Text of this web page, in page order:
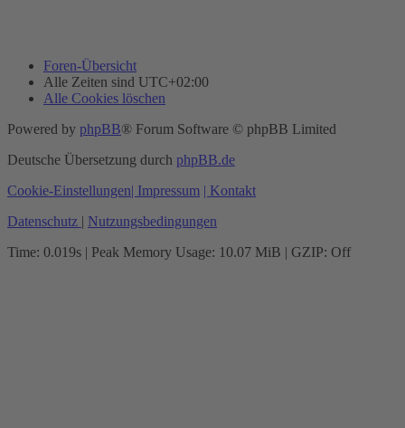
Foren-Übersicht
Alle Zeiten sind UTC+02:00
Alle Cookies löschen
Powered by phpBB® Forum Software © phpBB Limited
Deutsche Übersetzung durch phpBB.de
Cookie-Einstellungen| Impressum | Kontakt
Datenschutz | Nutzungsbedingungen
Time: 0.019s | Peak Memory Usage: 10.07 MiB | GZIP: Off